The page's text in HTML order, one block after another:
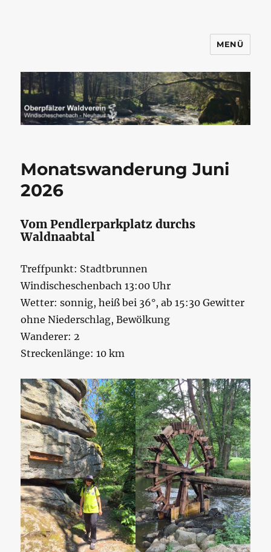
Windischeschenbach-Neuhaus
MENÜ
Monatswanderung Juni
2026
Vom Pendlerparkplatz durchs
Waldnaabtal
Treffpunkt: Stadtbrunnen
Windischeschenbach 13:00 Uhr
Wetter: sonnig, heiß bei 36°, ab 15:30 Gewitter
ohne Niederschlag, Bewölkung
Wanderer: 2
Streckenlänge: 10 km